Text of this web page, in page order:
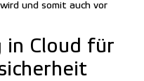
und somit auch vor
in Cloud für